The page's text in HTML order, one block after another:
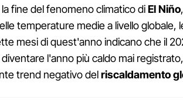
fine del fenomeno climatico diEl Niño
temperature medie a livello globale,
mesi di quest'anno indicano che il
l'anno più caldo mai
trend negativo delriscaldamento